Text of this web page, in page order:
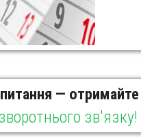
— отримайте
зв'язку!